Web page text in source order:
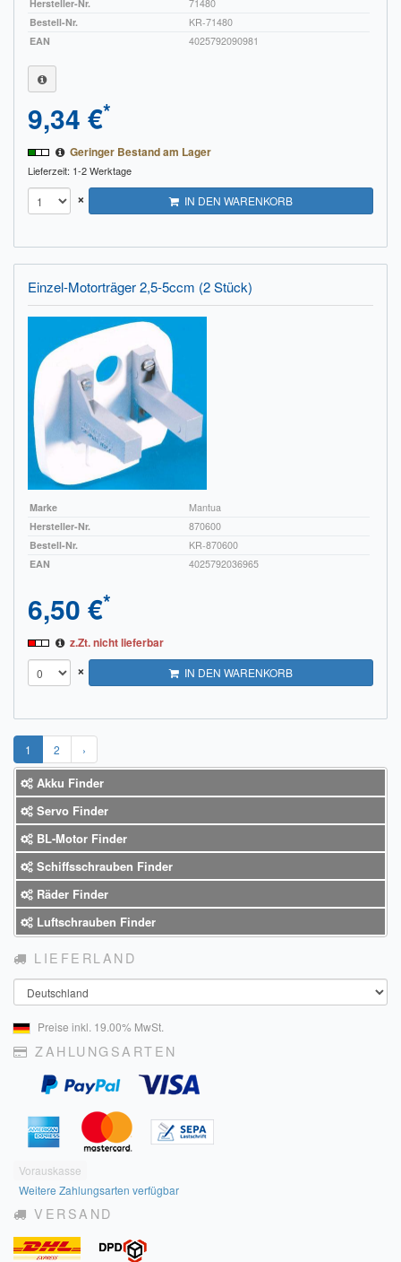
Hersteller-Nr.
71480
Bestell-Nr.
KR-71480
EAN
4025792090981
9,34 €*
Geringer Bestand am Lager
Lieferzeit: 1-2 Werktage
× IN DEN WARENKORB
Einzel-Motorträger 2,5-5ccm (2 Stück)
Marke
Mantua
Hersteller-Nr.
870600
Bestell-Nr.
KR-870600
EAN
4025792036965
6,50 €*
z.Zt. nicht lieferbar
× IN DEN WARENKORB
1 2 ›
Akku Finder
Servo Finder
BL-Motor Finder
Schiffsschrauben Finder
Räder Finder
Luftschrauben Finder
LIEFERLAND
Land
Preise inkl. 19.00% MwSt.
ZAHLUNGSARTEN
Vorauskasse
Weitere Zahlungsarten verfügbar
VERSAND